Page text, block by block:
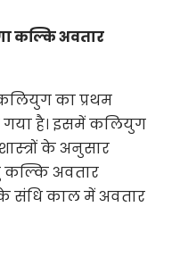
कल्कि अवतार
का प्रथम
गया है। इसमें कलियुग
के अनुसार
कल्कि अवतार
संधि काल में अवतार